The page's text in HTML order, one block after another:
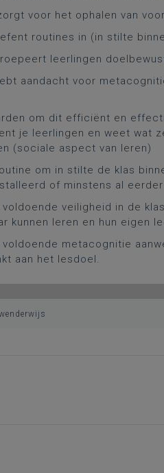
voor het ophalen van
routines in (in stilte
leerlingen
aandacht voor
om dit efficiënt en
je leerlingen en weet wat
(sociale aspect van leren)
om in stilte de klas
of minstens al
voldoende veiligheid in de
kunnen leren en hun eigen
voldoende metacognitie
aan het lesdoel.